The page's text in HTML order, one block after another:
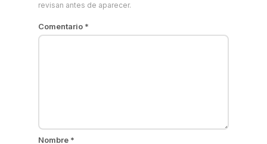
revisan antes de aparecer.
Comentario *
Nombre *